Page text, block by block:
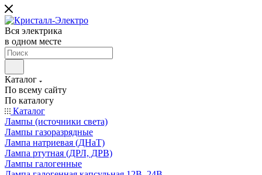
Вся электрика
в одном месте
Каталог
По всему сайту
По каталогу
Каталог
Лампы (источники света)
Лампы газоразрядные
Лампа натриевая (ДНаТ)
Лампа ртутная (ДРЛ, ДРВ)
Лампы галогенные